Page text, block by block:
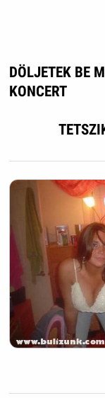
DÖLJETEK BE
KONCERT